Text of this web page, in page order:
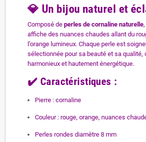
💎 Un bijou naturel et
Composé de perles de cornaline naturelle
affiche des nuances chaudes allant du
l’orange lumineux. Chaque perle est
sélectionnée pour sa beauté et sa qualité,
harmonieux et hautement énergétique.
✔️ Caractéristiques :
Pierre : cornaline
Couleur : rouge, orange, nuances
Perles rondes diamètre 8 mm